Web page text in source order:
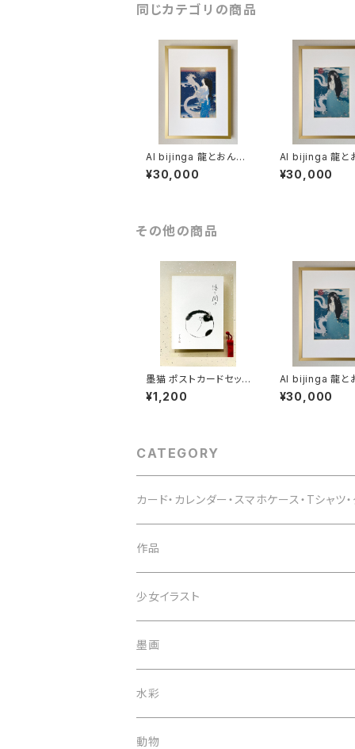
同じカテゴリの商品
AI bijinga 龍とおんな
「最後の約束」
¥30,000
AI bijinga 龍とおんな
「いいこいいこ」
¥30,000
その他の商品
墨猫 ポストカードセット
６枚
¥1,200
AI bijinga 龍とおんな
「いいこいいこ」
¥30,000
CATEGORY
カード・カレンダー・スマホケース・Tシャツ
Tシャツ
スマホケース
マグカップ
小物
印刷物
作品
一点物
オプション
デジタルデータ
少女イラスト
墨画
水彩
動物